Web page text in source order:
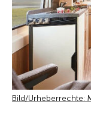
Bild/Urheberrechte: